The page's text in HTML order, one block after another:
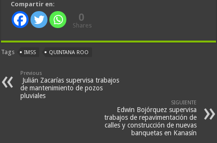
Compartir en:
0
Shares
Tags IMSS QUINTANA ROO
Previous
Julián Zacarías supervisa trabajos
de mantenimiento de pozos
pluviales
SIGUIENTE
Edwin Bojórquez supervisa
trabajos de repavimentación de
calles y construcción de nuevas
banquetas en Kanasín